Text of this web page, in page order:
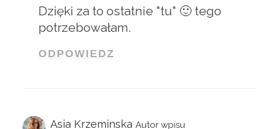
Dzięki za to ostatnie "tu" 🙂 tego
potrzebowałam.
ODPOWIEDZ
Asia Krzeminska Autor wpisu